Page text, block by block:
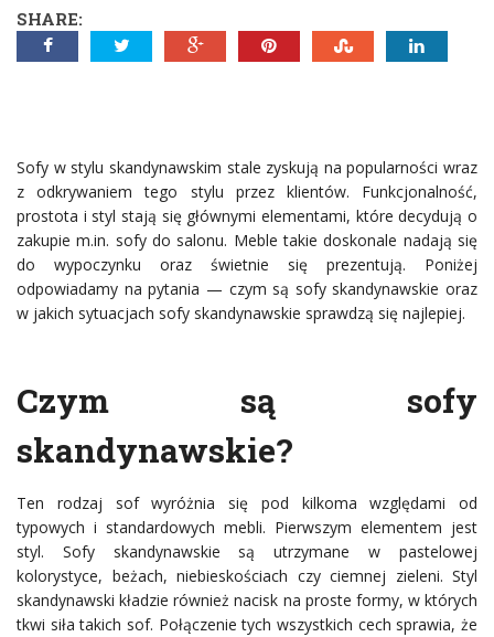
SHARE:
Sofy w stylu skandynawskim stale zyskują na popularności wraz
z odkrywaniem tego stylu przez klientów. Funkcjonalność,
prostota i styl stają się głównymi elementami, które decydują o
zakupie m.in. sofy do salonu. Meble takie doskonale nadają się
do wypoczynku oraz świetnie się prezentują. Poniżej
odpowiadamy na pytania — czym są sofy skandynawskie oraz
w jakich sytuacjach sofy skandynawskie sprawdzą się najlepiej.
Czym są sofy
skandynawskie?
Ten rodzaj sof wyróżnia się pod kilkoma względami od
typowych i standardowych mebli. Pierwszym elementem jest
styl. Sofy skandynawskie są utrzymane w pastelowej
kolorystyce, beżach, niebieskościach czy ciemnej zieleni. Styl
skandynawski kładzie również nacisk na proste formy, w których
tkwi siła takich sof. Połączenie tych wszystkich cech sprawia, że